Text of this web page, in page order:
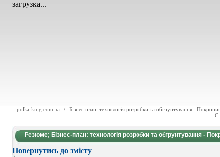
загрузка...
polka-knig.com.ua /
Бізнес-план: технологія розробки та обгрунтування -
Резюме; Бізнес-план: технологія розробки та обгрунтування -
Повернутись до змісту